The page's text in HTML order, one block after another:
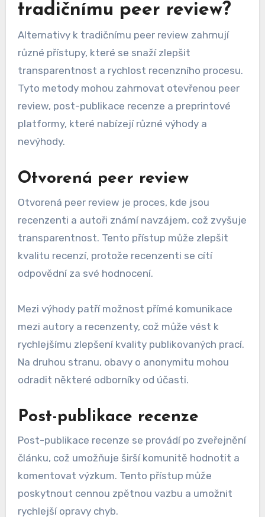
tradičnímu peer review?
Alternativy k tradičnímu peer review zahrnují
různé přístupy, které se snaží zlepšit
transparentnost a rychlost recenzního procesu.
Tyto metody mohou zahrnovat otevřenou peer
review, post-publikace recenze a preprintové
platformy, které nabízejí různé výhody a
nevýhody.
Otvorená peer review
Otvorená peer review je proces, kde jsou
recenzenti a autoři známí navzájem, což zvyšuje
transparentnost. Tento přístup může zlepšit
kvalitu recenzí, protože recenzenti se cítí
odpovědní za své hodnocení.
Mezi výhody patří možnost přímé komunikace
mezi autory a recenzenty, což může vést k
rychlejšímu zlepšení kvality publikovaných prací.
Na druhou stranu, obavy o anonymitu mohou
odradit některé odborníky od účasti.
Post-publikace recenze
Post-publikace recenze se provádí po zveřejnění
článku, což umožňuje širší komunitě hodnotit a
komentovat výzkum. Tento přístup může
poskytnout cennou zpětnou vazbu a umožnit
rychlejší opravy chyb.